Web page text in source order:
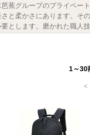
芭蕉グループのプライベー
さと柔かさにあります。そ
要とします。磨かれた職人
1～30
<